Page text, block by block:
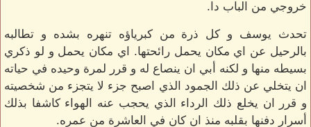
خروجي من الباب دا.
تحدث يوسف و كل ذرة من كبرياؤه تنهره بشده و تطالبه
بالرحيل عن اي مكان يحمل رائحتها. اي مكان يحمل و لو ذكري
بسيطه منها و لكنه أبي ان ينصاع له و قرر لمرة وحيده في حياته
ان يتخلي عن ذلك الجمود الذي اصبح جزء لا يتجزء من شخصيته
و قرر ان يخلع ذلك الرداء الذي يحجب عنه الهواء كاشفا بذلك
أسرار دفنها بقلبه منذ ان كان في العاشرة من عمره.